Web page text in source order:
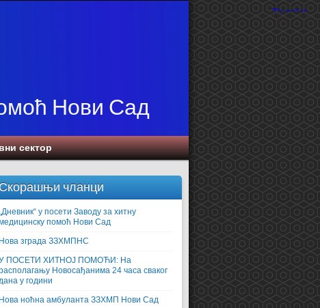
Нови Сад
сектор
Скорашњи чланци
у посети Заводу за хитну
помоћ Нови Сад
Нова зграда ЗЗХМПНС
ПОСЕТИ ХИТНОЈ ПОМОЋИ: На
Новосађанима 24 часа сваког
у години
Нова ноћна амбуланта ЗЗХМП Нови Сад